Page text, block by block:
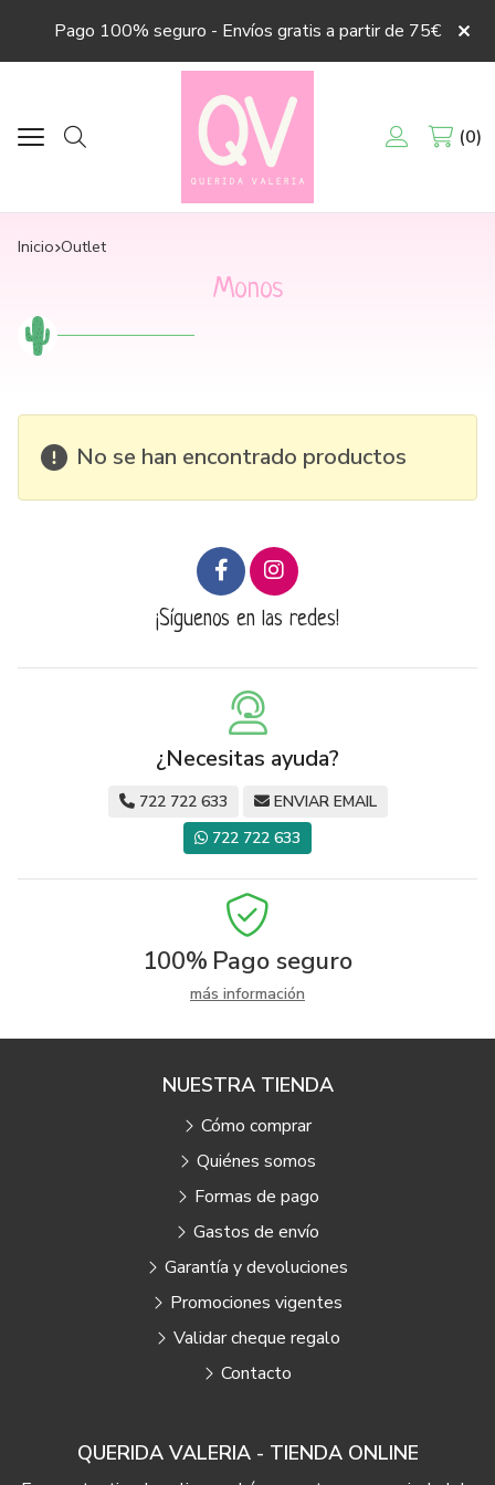
Pago 100% seguro - Envíos gratis a partir de 75€
Buscar
0
Inicio outlet
Monos
No se han encontrado productos
¡Síguenos en las redes!
¿Necesitas ayuda?
722 722 633
ENVIAR EMAIL
722 722 633
100% Pago seguro
más información
QUERIDA VALERIA - TIENDA ONLINE
NUESTRA TIENDA
Cómo comprar
Quiénes somos
Formas de pago
Gastos de envío
Garantía y devoluciones
Promociones vigentes
Validar cheque regalo
Contacto